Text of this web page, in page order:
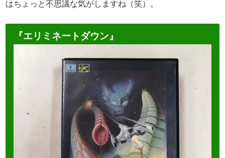
はちょっと不思議な気がしますね（笑）。
『エリミネートダウン』